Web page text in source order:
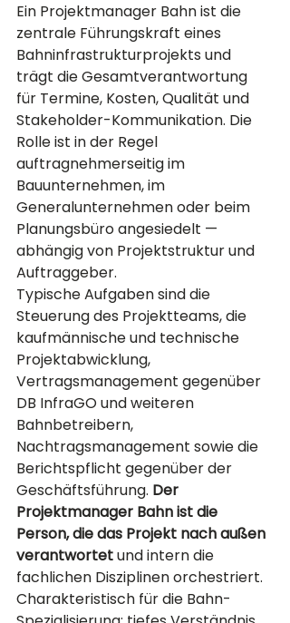
Ein Projektmanager Bahn ist die
zentrale Führungskraft eines
Bahninfrastrukturprojekts und
trägt die Gesamtverantwortung
für Termine, Kosten, Qualität und
Stakeholder-Kommunikation. Die
Rolle ist in der Regel
auftragnehmerseitig im
Bauunternehmen, im
Generalunternehmen oder beim
Planungsbüro angesiedelt —
abhängig von Projektstruktur und
Auftraggeber.
Typische Aufgaben sind die
Steuerung des Projektteams, die
kaufmännische und technische
Projektabwicklung,
Vertragsmanagement gegenüber
DB InfraGO und weiteren
Bahnbetreibern,
Nachtragsmanagement sowie die
Berichtspflicht gegenüber der
Geschäftsführung. Der
Projektmanager Bahn ist die
Person, die das Projekt nach außen
verantwortet und intern die
fachlichen Disziplinen orchestriert.
Charakteristisch für die Bahn-